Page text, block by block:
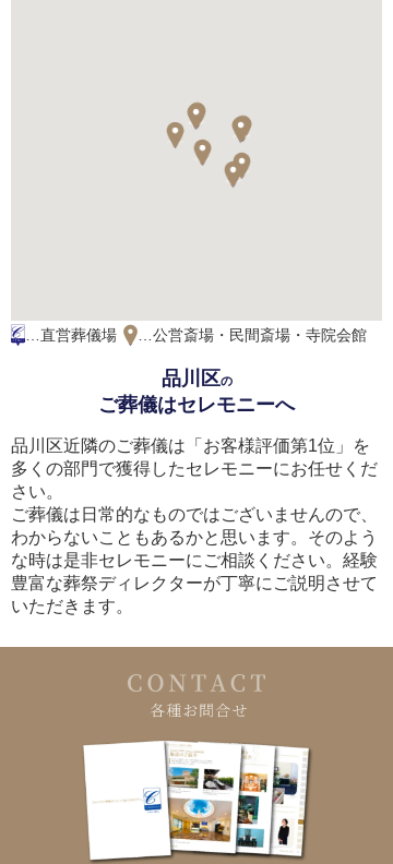
…直営葬儀場 …公営斎場・民間斎場・寺院会館
品川区の
ご葬儀はセレモニーへ
品川区近隣のご葬儀は「お客様評価第1位」を
多くの部門で獲得したセレモニーにお任せくだ
さい。
ご葬儀は日常的なものではございませんので、
わからないこともあるかと思います。そのよう
な時は是非セレモニーにご相談ください。経験
豊富な葬祭ディレクターが丁寧にご説明させて
いただきます。